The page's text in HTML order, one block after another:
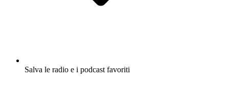
Salva le radio e i podcast favoriti